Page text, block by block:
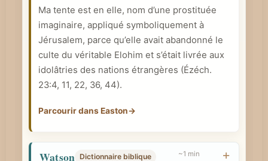
e
p
b
i
l
Ma tente est en elle, nom d’une prostituée
imaginaire, appliqué symboliquement à
Jérusalem, parce qu’elle avait abandonné le
culte du véritable Elohim et s’était livrée aux
idolâtries des nations étrangères (Ézéch.
23:4, 11, 22, 36, 44).
Parcourir dans Easton→
Watson Dictionnaire biblique ~1 min